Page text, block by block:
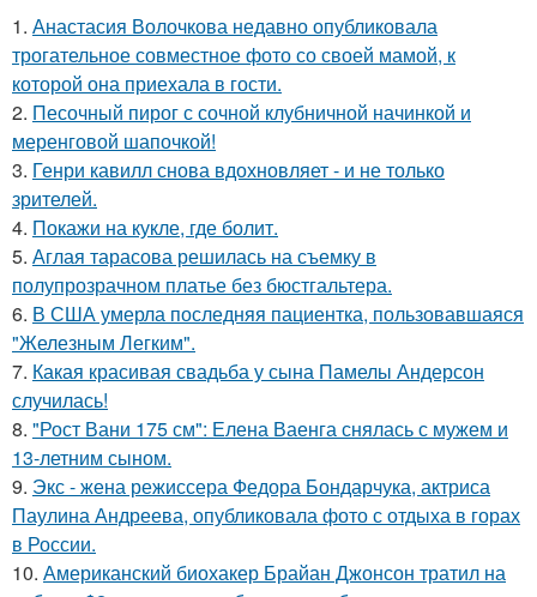
1. Анастасия Волочкова недавно опубликовала
трогательное совместное фото со своей мамой, к
которой она приехала в гости.
2. Песочный пирог с сочной клубничной начинкой и
меренговой шапочкой!
3. Генри кавилл снова вдохновляет - и не только
зрителей.
4. Покажи на кукле, где болит.
5. Аглая тарасова решилась на съемку в
полупрозрачном платье без бюстгальтера.
6. В США умерла последняя пациентка, пользовавшаяся
"Железным Легким".
7. Какая красивая свадьба у сына Памелы Андерсон
случилась!
8. "Рост Вани 175 см": Елена Ваенга снялась с мужем и
13-летним сыном.
9. Экс - жена режиссера Федора Бондарчука, актриса
Паулина Андреева, опубликовала фото с отдыха в горах
в России.
10. Американский биохакер Брайан Джонсон тратил на